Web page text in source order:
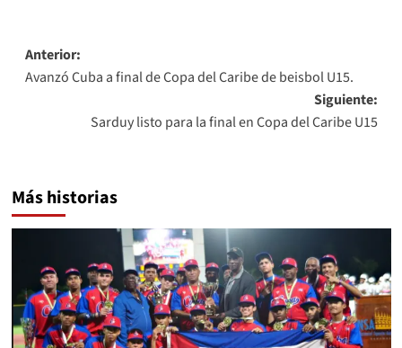
Navegación
de
entradas
Anterior:
Avanzó Cuba a final de Copa del Caribe de beisbol U15.
Siguiente:
Sarduy listo para la final en Copa del Caribe U15
Más historias